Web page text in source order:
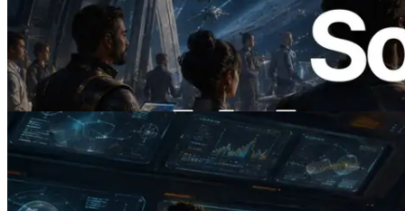
ERPC ra mắt Solana RPC hỗ trợ x402 —
Mở ra thời đại AI Agent trả tiền theo nhu
cầu cho API cần dùng
Đọc bài viết này